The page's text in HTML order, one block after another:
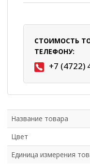
СТОИМОСТЬ
ТЕЛЕФОНУ:
+7 (4722)
Название товара
Цвет
Единица измерения